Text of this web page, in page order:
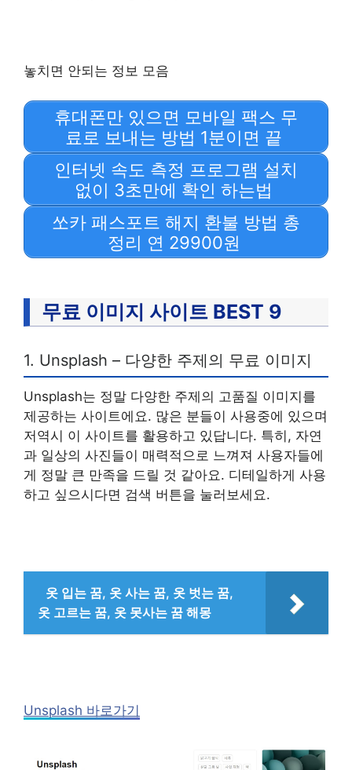
놓치면 안되는 정보 모음
휴대폰만 있으면 모바일 팩스 무
료로 보내는 방법 1분이면 끝
인터넷 속도 측정 프로그램 설치
없이 3초만에 확인 하는법
쏘카 패스포트 해지 환불 방법 총
정리 연 29900원
무료 이미지 사이트 BEST 9
1. Unsplash – 다양한 주제의 무료 이미지
Unsplash는 정말 다양한 주제의 고품질 이미지를
제공하는 사이트에요. 많은 분들이 사용중에 있으며
저역시 이 사이트를 활용하고 있답니다. 특히, 자연
과 일상의 사진들이 매력적으로 느껴져 사용자들에
게 정말 큰 만족을 드릴 것 같아요. 디테일하게 사용
하고 싶으시다면 검색 버튼을 눌러보세요.
옷 입는 꿈, 옷 사는 꿈, 옷 벗는 꿈,
옷 고르는 꿈, 옷 못사는 꿈 해몽
Unsplash 바로가기